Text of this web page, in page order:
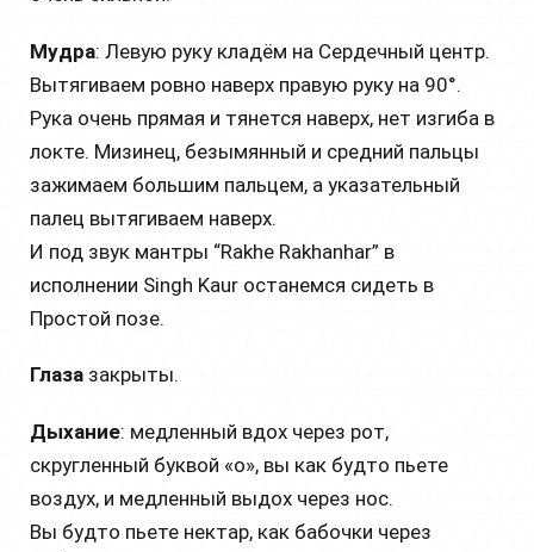
Мудра: Левую руку кладём на Сердечный центр.
Вытягиваем ровно наверх правую руку на 90°.
Рука очень прямая и тянется наверх, нет изгиба в
локте. Мизинец, безымянный и средний пальцы
зажимаем большим пальцем, а указательный
палец вытягиваем наверх.
И под звук мантры “Rakhe Rakhanhar” в
исполнении Singh Kaur останемся сидеть в
Простой позе.
Глаза закрыты.
Дыхание: медленный вдох через рот,
скругленный буквой «о», вы как будто пьете
воздух, и медленный выдох через нос.
Вы будто пьете нектар, как бабочки через